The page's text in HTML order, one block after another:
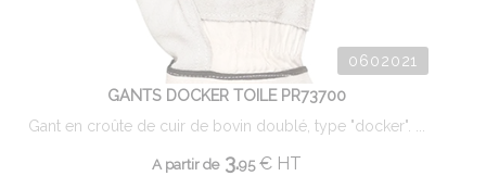
0602021
GANTS DOCKER TOILE PR73700
Gant en croûte de cuir de bovin doublé, type "docker". ...
A partir de3.95 € HT